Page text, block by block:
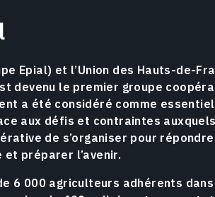
Epial) et l’Union des Hauts-de-
devenu le premier groupe
a été considéré comme
aux défis et contraintes
de s’organiser pour
préparer l’avenir.
6 000 agriculteurs adhérents